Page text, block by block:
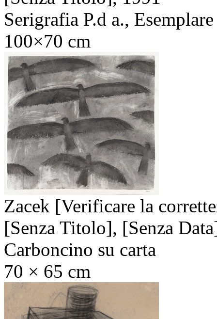
Serigrafia P.d a.,
100×70 cm
Zacek [Verificare la
[Senza Titolo], [Senza
Carboncino su carta
70 × 65 cm